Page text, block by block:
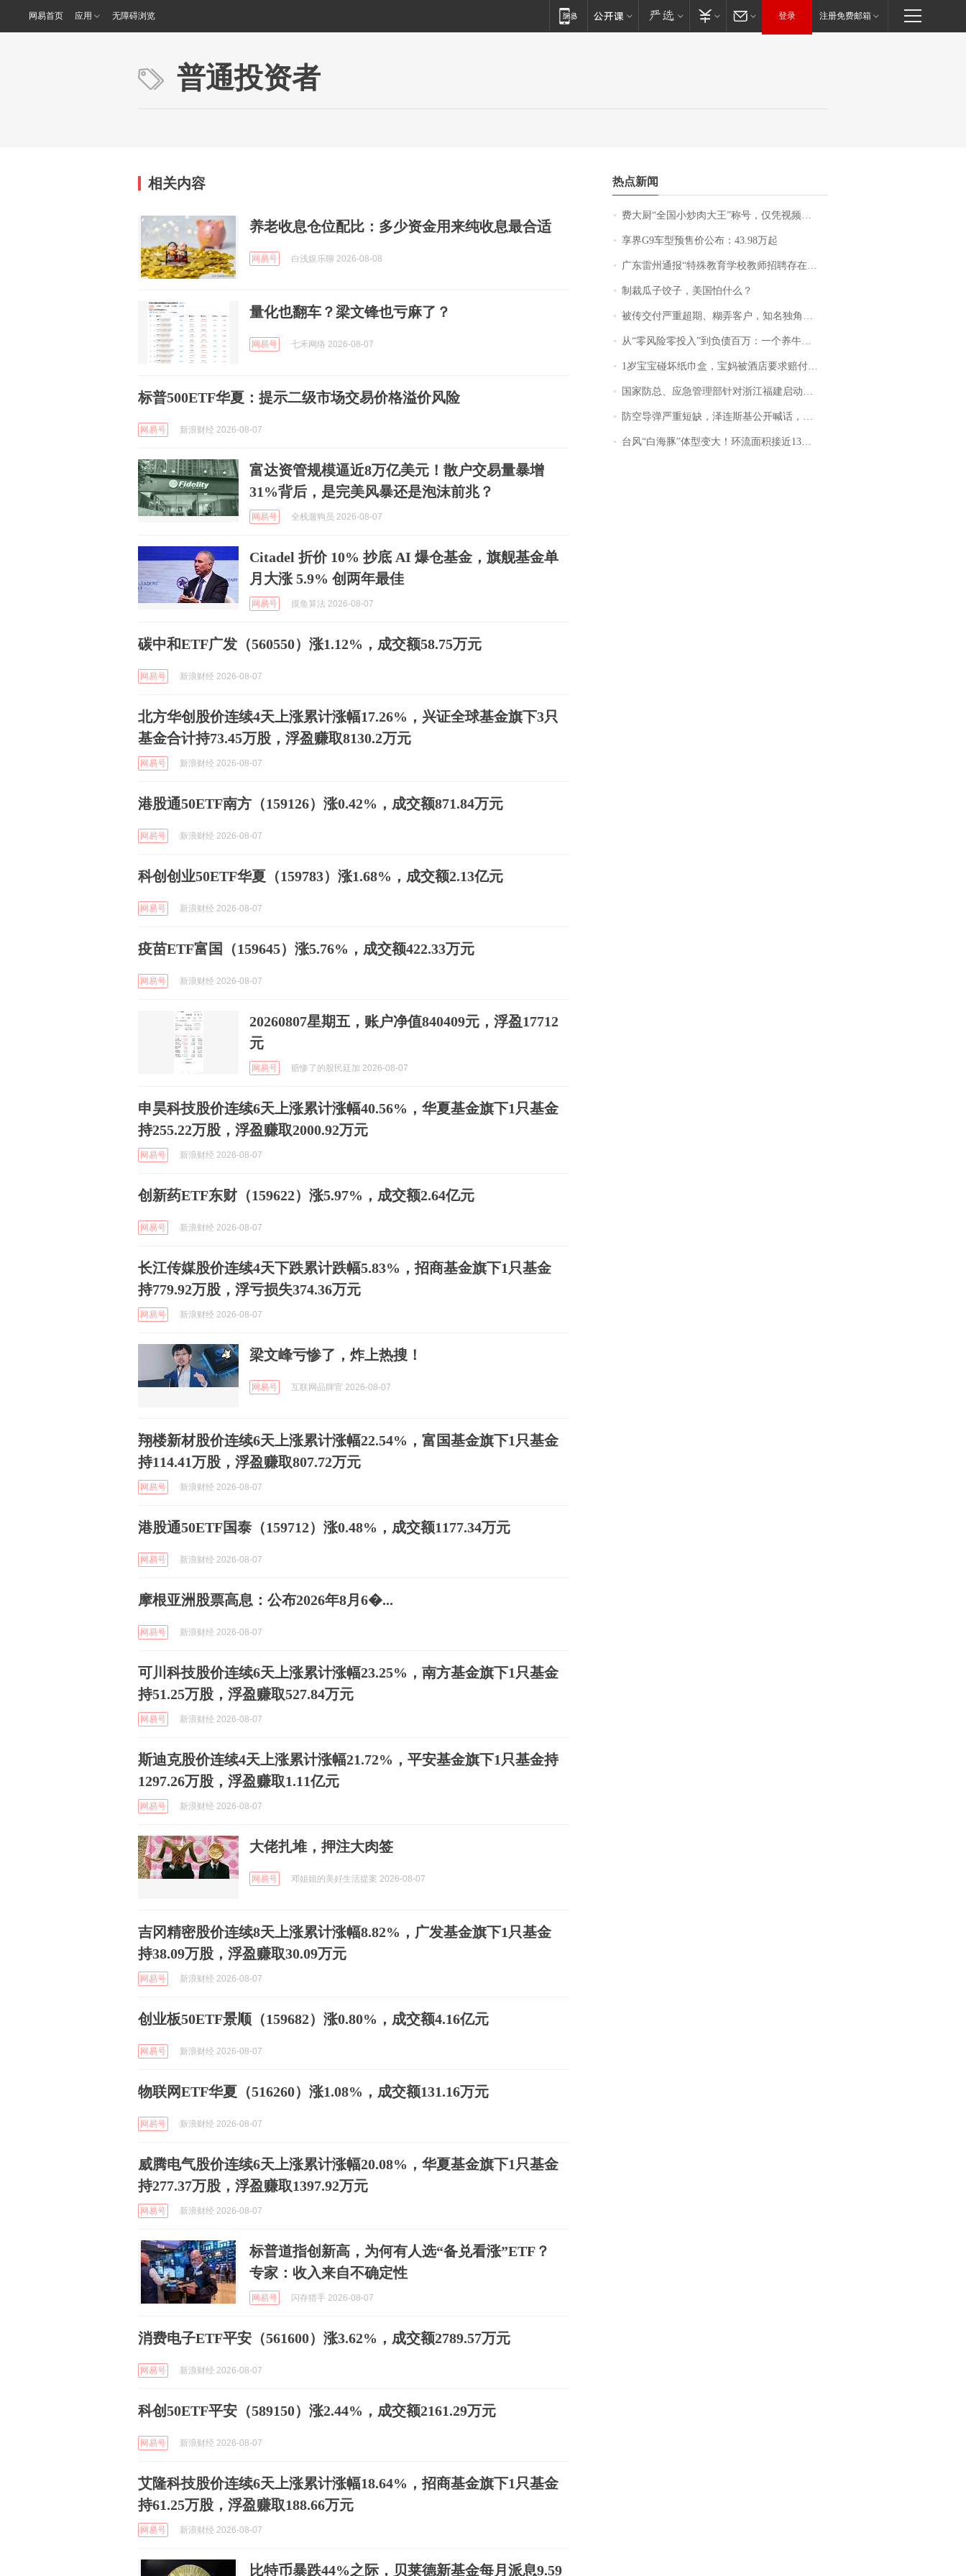
网易首页 应用 无障碍浏览 登录 注册免费邮箱
普通投资者
相关内容
养老收息仓位配比：多少资金用来纯收息最合适
网易号 白浅娱乐聊 2026-08-08
量化也翻车？梁文锋也亏麻了？
网易号 七禾网络 2026-08-07
标普500ETF华夏：提示二级市场交易价格溢价风险
网易号 新浪财经 2026-08-07
富达资管规模逼近8万亿美元！散户交易量暴增
31%背后，是完美风暴还是泡沫前兆？
网易号 全栈遛狗员 2026-08-07
Citadel 折价 10% 抄底 AI 爆仓基金，旗舰基金单
月大涨 5.9% 创两年最佳
网易号 摸鱼算法 2026-08-07
碳中和ETF广发（560550）涨1.12%，成交额58.75万元
网易号 新浪财经 2026-08-07
北方华创股价连续4天上涨累计涨幅17.26%，兴证全球基金旗下3只
基金合计持73.45万股，浮盈赚取8130.2万元
网易号 新浪财经 2026-08-07
港股通50ETF南方（159126）涨0.42%，成交额871.84万元
网易号 新浪财经 2026-08-07
科创创业50ETF华夏（159783）涨1.68%，成交额2.13亿元
网易号 新浪财经 2026-08-07
疫苗ETF富国（159645）涨5.76%，成交额422.33万元
网易号 新浪财经 2026-08-07
20260807星期五，账户净值840409元，浮盈17712
元
网易号 赔惨了的股民廷加 2026-08-07
申昊科技股价连续6天上涨累计涨幅40.56%，华夏基金旗下1只基金
持255.22万股，浮盈赚取2000.92万元
网易号 新浪财经 2026-08-07
创新药ETF东财（159622）涨5.97%，成交额2.64亿元
网易号 新浪财经 2026-08-07
长江传媒股价连续4天下跌累计跌幅5.83%，招商基金旗下1只基金
持779.92万股，浮亏损失374.36万元
网易号 新浪财经 2026-08-07
梁文峰亏惨了，炸上热搜！
网易号 互联网品牌官 2026-08-07
翔楼新材股价连续6天上涨累计涨幅22.54%，富国基金旗下1只基金
持114.41万股，浮盈赚取807.72万元
网易号 新浪财经 2026-08-07
港股通50ETF国泰（159712）涨0.48%，成交额1177.34万元
网易号 新浪财经 2026-08-07
摩根亚洲股票高息：公布2026年8月6�...
网易号 新浪财经 2026-08-07
可川科技股价连续6天上涨累计涨幅23.25%，南方基金旗下1只基金
持51.25万股，浮盈赚取527.84万元
网易号 新浪财经 2026-08-07
斯迪克股价连续4天上涨累计涨幅21.72%，平安基金旗下1只基金持
1297.26万股，浮盈赚取1.11亿元
网易号 新浪财经 2026-08-07
大佬扎堆，押注大肉签
网易号 邓姐姐的美好生活提案 2026-08-07
吉冈精密股价连续8天上涨累计涨幅8.82%，广发基金旗下1只基金
持38.09万股，浮盈赚取30.09万元
网易号 新浪财经 2026-08-07
创业板50ETF景顺（159682）涨0.80%，成交额4.16亿元
网易号 新浪财经 2026-08-07
物联网ETF华夏（516260）涨1.08%，成交额131.16万元
网易号 新浪财经 2026-08-07
威腾电气股价连续6天上涨累计涨幅20.08%，华夏基金旗下1只基金
持277.37万股，浮盈赚取1397.92万元
网易号 新浪财经 2026-08-07
标普道指创新高，为何有人选“备兑看涨”ETF？
专家：收入来自不确定性
网易号 闪存猎手 2026-08-07
消费电子ETF平安（561600）涨3.62%，成交额2789.57万元
网易号 新浪财经 2026-08-07
科创50ETF平安（589150）涨2.44%，成交额2161.29万元
网易号 新浪财经 2026-08-07
艾隆科技股价连续6天上涨累计涨幅18.64%，招商基金旗下1只基金
持61.25万股，浮盈赚取188.66万元
网易号 新浪财经 2026-08-07
比特币暴跌44%之际，贝莱德新基金每月派息9.59
热点新闻
费大厨“全国小炒肉大王”称号，仅凭视频评出？中国烹饪协会回应
享界G9车型预售价公布：43.98万起
广东雷州通报“特殊教育学校教师招聘存在违规行为”：已启动问责程序 副校长被停职
制裁瓜子饺子，美国怕什么？
被传交付严重超期、糊弄客户，知名独角兽车企创始人回应：都没证据，将依法采取措施，“本人长期与美国交管局保持沟通，对方表示肯定”
从“零风险零投入”到负债百万：一个养牛项目崩盘后，谁该为农户的贷款买单丨红星调查
1岁宝宝碰坏纸巾盒，宝妈被酒店要求赔付924元！三亚一酒店回复：骨瓷定制！网友一查价格，吵翻了
国家防总、应急管理部针对浙江福建启动防汛防台风四级应急响应
防空导弹严重短缺，泽连斯基公开喊话，乌克兰失去导弹拦截能力？
台风“白海豚”体型变大！环流面积接近13个浙江那么大